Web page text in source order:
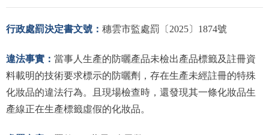
行政處罰決定書文號： 穗雲市監處罰〔2025〕1874號
違法事實： 當事人生產的防曬產品未檢出產品標籤及註冊資
料載明的技術要求標示的防曬劑，存在生產未經註冊的特殊
化妝品的違法行為。且現場檢查時，還發現其一條化妝品生
產線正在生產標籤虛假的化妝品。